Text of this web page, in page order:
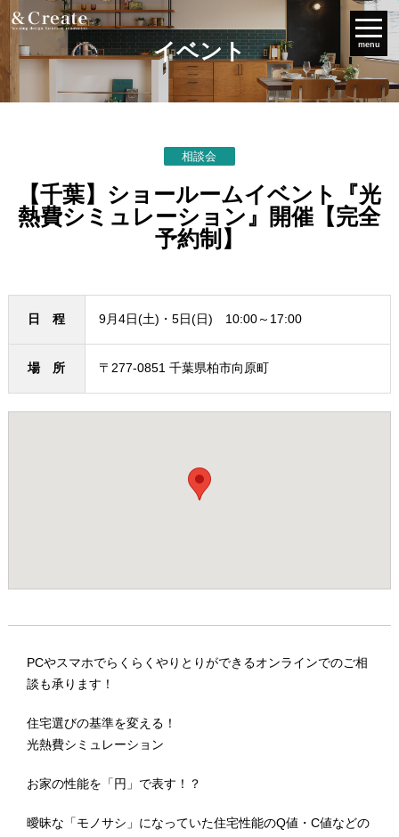
menu
イベント
相談会
【千葉】ショールームイベント『光
熱費シミュレーション』開催【完全
予約制】
日 程 9月4日(土)・5日(日) 10:00～17:00
場 所 〒277-0851 千葉県柏市向原町
PCやスマホでらくらくやりとりができるオンラインでのご相
談も承ります！
住宅選びの基準を変える！
光熱費シミュレーション
お家の性能を「円」で表す！？
曖昧な「モノサシ」になっていた住宅性能のQ値・C値などの